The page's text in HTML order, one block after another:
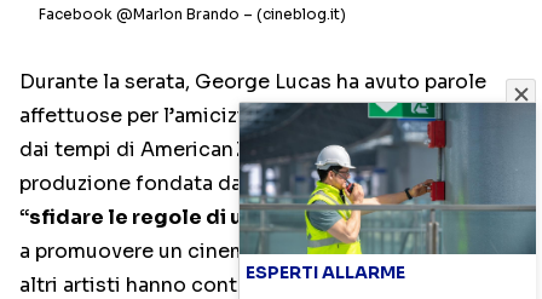
Facebook @Marlon Brando – (cineblog.it)
Durante la serata, George Lucas ha avuto parole
affettuose per l’amicizia che lo lega a Coppola fin
dai tempi di American Zoetrope, la casa di
produzione fondata da entrambi nel 1969, volto a
“sfidare le regole di un sistema troppo rigido”e
a promuovere un cinema libero e innovativo.Anche
altri artisti hanno contribuito a tessere l’omaggio:
ESPERTI ALLARME